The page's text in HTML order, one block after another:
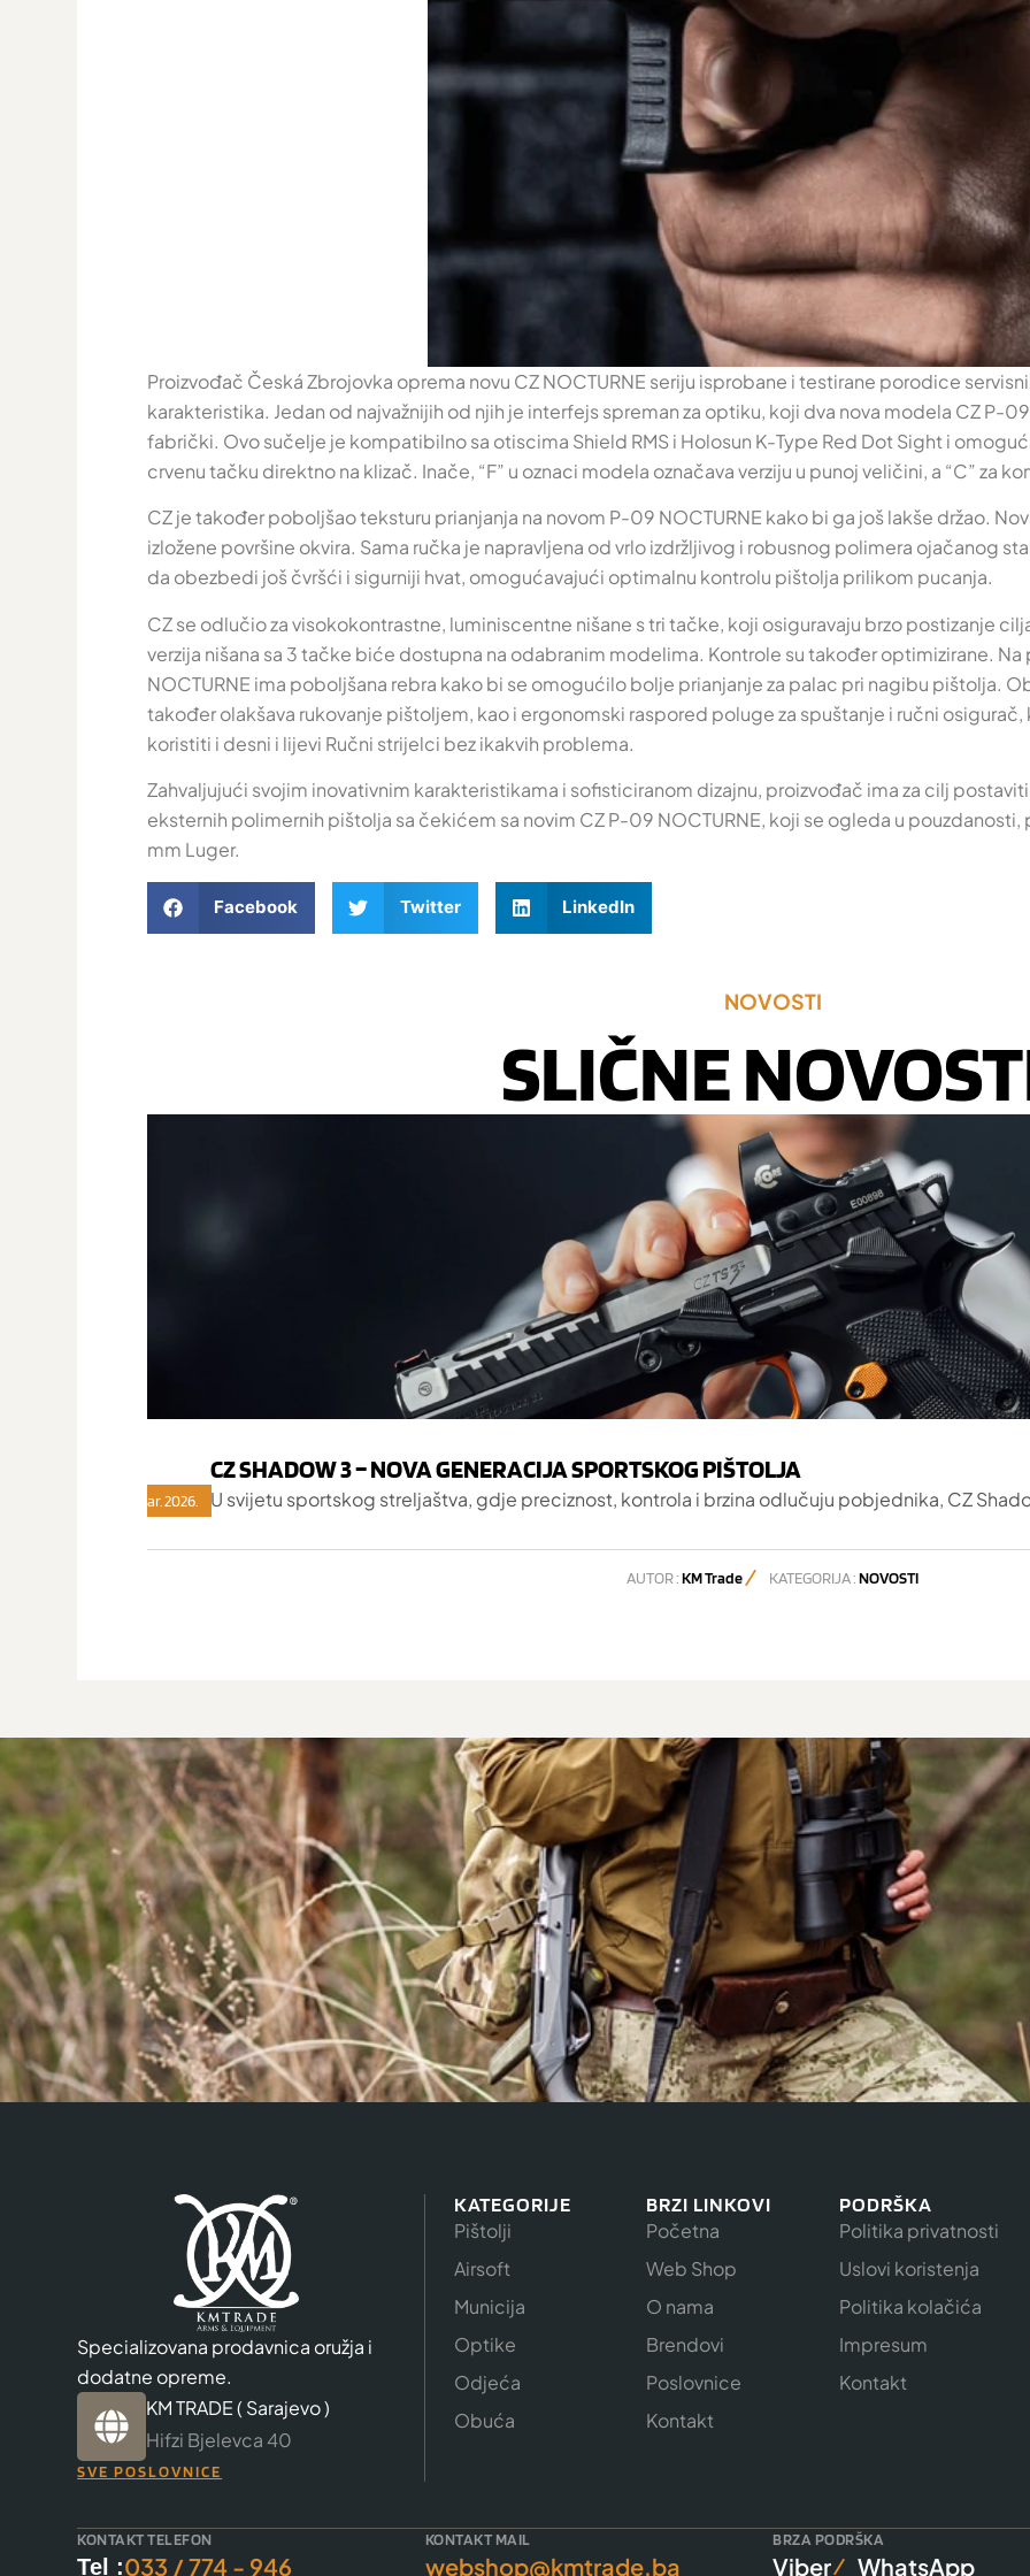
Proizvođač Česká Zbrojovka oprema novu CZ NOCTURNE seriju isprobane i testirane porodice
karakteristika. Jedan od najvažnijih od njih je interfejs spreman za optiku, koji dva nova modela CZ P-
fabrički. Ovo sučelje je kompatibilno sa otiscima Shield RMS i Holosun K-Type Red Dot Sight i
crvenu tačku direktno na klizač. Inače, “F” u oznaci modela označava verziju u punoj veličini, a “C” za
CZ je također poboljšao teksturu prianjanja na novom P-09 NOCTURNE kako bi ga još lakše držao.
izložene površine okvira. Sama ručka je napravljena od vrlo izdržljivog i robusnog polimera ojačanog
da obezbedi još čvršći i sigurniji hvat, omogućavajući optimalnu kontrolu pištolja prilikom pucanja.
CZ se odlučio za visokokontrastne, luminiscentne nišane s tri tačke, koji osiguravaju brzo postizanje
verzija nišana sa 3 tačke biće dostupna na odabranim modelima. Kontrole su također optimizirane.
NOCTURNE ima poboljšana rebra kako bi se omogućilo bolje prianjanje za palac pri nagibu pištolja.
također olakšava rukovanje pištoljem, kao i ergonomski raspored poluge za spuštanje i ručni
koristiti i desni i lijevi Ručni strijelci bez ikakvih problema.
Zahvaljujući svojim inovativnim karakteristikama i sofisticiranom dizajnu, proizvođač ima za cilj
eksternih polimernih pištolja sa čekićem sa novim CZ P-09 NOCTURNE, koji se ogleda u
mm Luger.
Facebook Twitter LinkedIn
NOVOSTI
SLIČNE
12. mar. 2026.
CZ SHADOW 3 – NOVA GENERACIJA SPORTSKOG PIŠTOLJA
U svijetu sportskog streljaštva, gdje preciznost, kontrola i brzina odlučuju pobjednika, CZ
AUTOR :KM Trade KATEGORIJA :NOVOSTI
Specializovana prodavnica oružja i
dodatne opreme.
KM TRADE ( Sarajevo )
Hifzi Bjelevca 40
SVE POSLOVNICE
KATEGORIJE
Pištolji
Airsoft
Municija
Optike
Odjeća
Obuća
BRZI LINKOVI
Početna
Web Shop
O nama
Brendovi
Poslovnice
Kontakt
PODRŠKA
Politika privatnosti
Uslovi koristenja
Politika kolačića
Impresum
Kontakt
KONTAKT TELEFON
Tel :033 / 774 - 946
KONTAKT MAIL
webshop@kmtrade.ba
BRZA PODRŠKA
Viber WhatsApp